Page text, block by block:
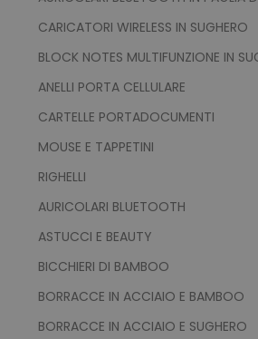
CARICATORI WIRELESS IN SUGHERO
BLOCK NOTES MULTIFUNZIONE IN
ANELLI PORTA CELLULARE
CARTELLE PORTADOCUMENTI
MOUSE E TAPPETINI
RIGHELLI
AURICOLARI BLUETOOTH
ASTUCCI E BEAUTY
BICCHIERI DI BAMBOO
BORRACCE IN ACCIAIO E BAMBOO
BORRACCE IN ACCIAIO E SUGHERO
private_content_version